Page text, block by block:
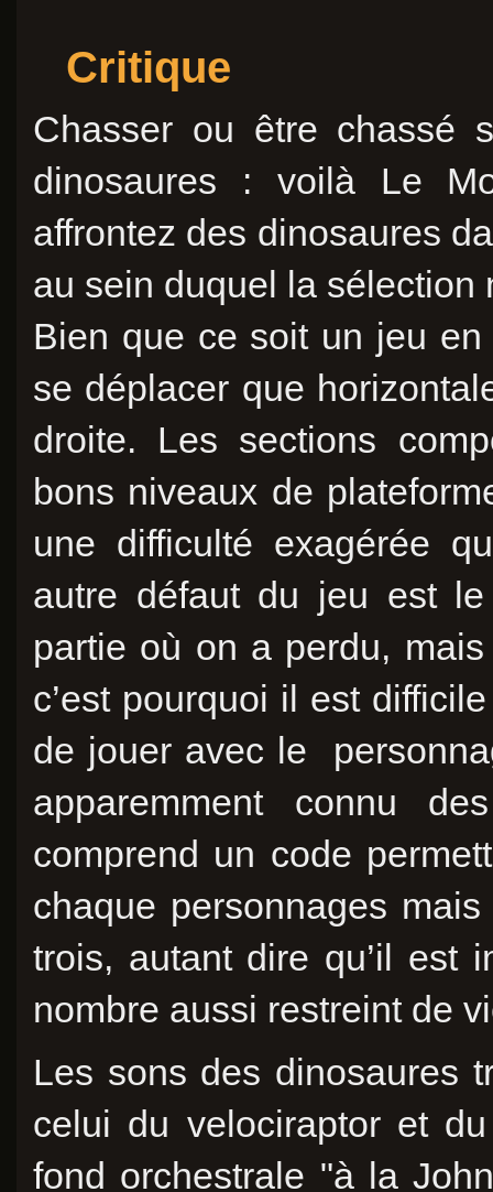
Critique
Chasser ou être chassé
dinosaures : voilà Le
affrontez des dinosaures
au sein duquel la sélection
Bien que ce soit un jeu
se déplacer que
droite. Les sections
bons niveaux de
une difficulté exagérée
autre défaut du jeu est
partie où on a perdu,
c’est pourquoi il est
de jouer avec le
apparemment connu
comprend un code
chaque personnages
trois, autant dire qu’il est
nombre aussi restreint de
Les sons des dinosaures
celui du velociraptor et
fond orchestrale "à la